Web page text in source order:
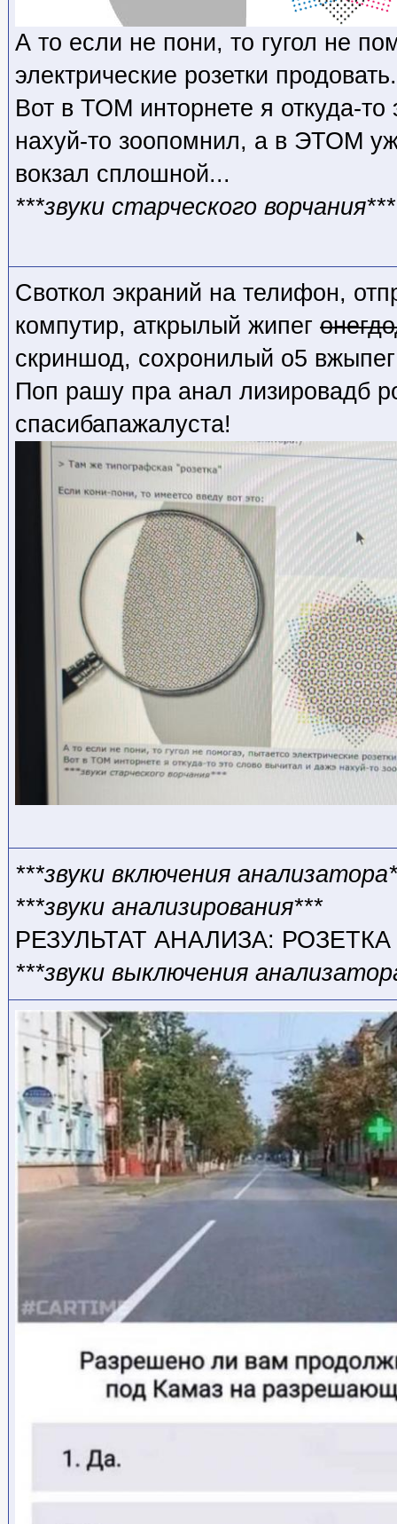
А то если не пони, то гугол не
электрические розетки продовать.
Вот в ТОМ инторнете я откуда-
нахуй-то зоопомнил, а в ЭТОМ
вокзал сплошной...
***звуки старческого ворчания***
Своткол экраний на телифон,
компутир, аткрылый жипег
скриншод, сохронилый о5
Поп рашу пра анал лизировадб
спасибапажалуста!
***звуки включения
***звуки анализирования***
РЕЗУЛЬТАТ АНАЛИЗА:
***звуки выключения